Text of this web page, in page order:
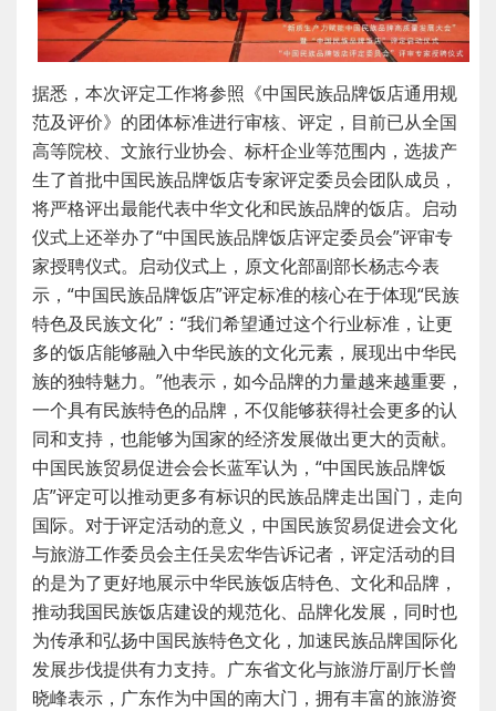
据悉，本次评定工作将参照《中国民族品牌饭店通用规
范及评价》的团体标准进行审核、评定，目前已从全国
高等院校、文旅行业协会、标杆企业等范围内，选拔产
生了首批中国民族品牌饭店专家评定委员会团队成员，
将严格评出最能代表中华文化和民族品牌的饭店。启动
仪式上还举办了“中国民族品牌饭店评定委员会”评审专
家授聘仪式。 启动仪式上，原文化部副部长杨志今表
示，“中国民族品牌饭店”评定标准的核心在于体现“民族
特色及民族文化”：“我们希望通过这个行业标准，让更
多的饭店能够融入中华民族的文化元素，展现出中华民
族的独特魅力。”他表示，如今品牌的力量越来越重要，
一个具有民族特色的品牌，不仅能够获得社会更多的认
同和支持，也能够为国家的经济发展做出更大的贡献。
中国民族贸易促进会会长蓝军认为，“中国民族品牌饭
店”评定可以推动更多有标识的民族品牌走出国门，走向
国际。对于评定活动的意义，中国民族贸易促进会文化
与旅游工作委员会主任吴宏华告诉记者，评定活动的目
的是为了更好地展示中华民族饭店特色、文化和品牌，
推动我国民族饭店建设的规范化、品牌化发展，同时也
为传承和弘扬中国民族特色文化，加速民族品牌国际化
发展步伐提供有力支持。 广东省文化与旅游厅副厅长曾
晓峰表示，广东作为中国的南大门，拥有丰富的旅游资